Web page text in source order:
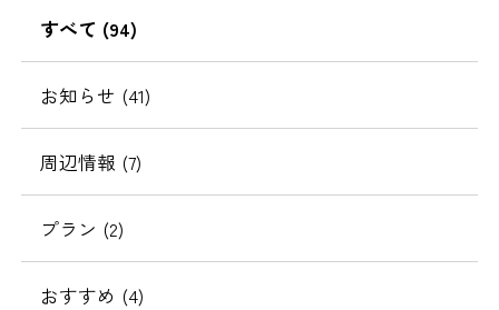
動
すべて (94)
お知らせ (41)
周辺情報 (7)
プラン (2)
おすすめ (4)